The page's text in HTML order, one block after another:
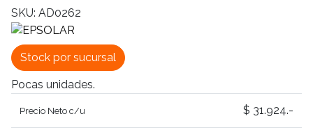
SKU: AD0262
Stock por sucursal
Pocas unidades.
Precio Neto c/u $ 31.924.-